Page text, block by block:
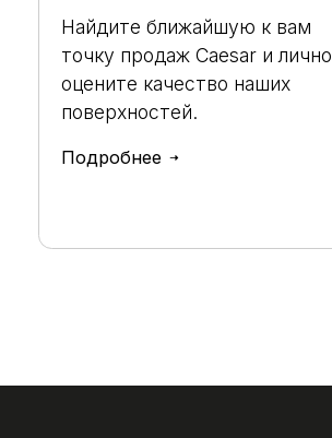
Найдите ближайшую к вам
точку продаж Caesar и лично
оцените качество наших
поверхностей.
Подробнее